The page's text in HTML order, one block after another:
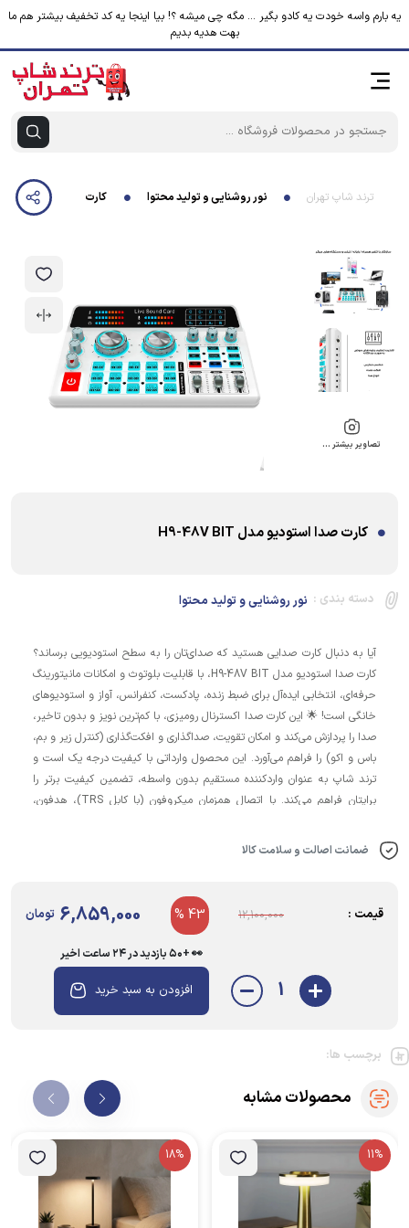
یه بارم واسه خودت یه کادو بگیر ... مگه چی میشه ؟! بیا اینجا یه کد تخفیف بیشتر هم ما
بهت هدیه بدیم
ترند شاپ تهران نور روشنایی و تولید محتوا کارت صدا استودیو مدل H9-48V BIT
تصاویر بیشتر …
کارت صدا استودیو مدل H9-48V BIT
دسته بندی : نور روشنایی و تولید محتوا
آیا به دنبال کارت صدایی هستید که صدای‌تان را به سطح استودیویی برساند؟
کارت صدا استودیو مدل H9-48V BIT، با قابلیت بلوتوث و امکانات مانیتورینگ
حرفه‌ای، انتخابی ایده‌آل برای ضبط زنده، پادکست، کنفرانس، آواز و استودیوهای
خانگی است! 🌟 این کارت صدا اکسترنال رومیزی، با کم‌ترین نویز و بدون تاخیر،
صدا را پردازش می‌کند و امکان تقویت، صداگذاری و افکت‌گذاری (کنترل زیر و بم،
باس و اکو) را فراهم می‌آورد. این محصول وارداتی با کیفیت درجه یک است و
ترند شاپ به عنوان واردکننده مستقیم بدون واسطه، تضمین کیفیت برتر را
برایتان فراهم می‌کند. با اتصال همزمان میکروفون (با کابل TRS)، هدفون،
کنید، رکورد بگیرید و از بلوتوث برای دسترسی آسان استفاده نمایید. باتری
می‌گیرید، دقیقاً همانی است که در عکس‌ها می‌درخشد – بدون هیچ تفاوتی! 📸
ضمانت اصالت و سلامت کالا
قیمت : 12,100,000
43 %
6,859,000 تومان
1
👀 +۵۰ بازدید در ۲۴ ساعت اخیر
افزودن به سبد خرید
برچسب ها:
محصولات مشابه
11%
18%